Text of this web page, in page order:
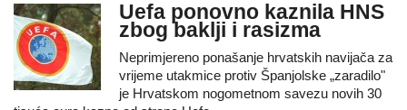
Uefa ponovno kaznila HNS
zbog baklji i rasizma
Neprimjereno ponašanje hrvatskih navijača za
vrijeme utakmice protiv Španjolske „zaradilo"
je Hrvatskom nogometnom savezu novih 30